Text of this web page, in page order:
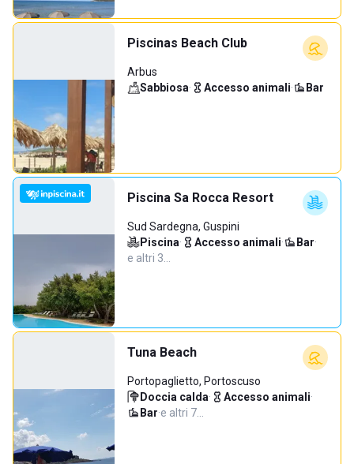
Piscinas Beach Club
Arbus
Sabbiosa· Accesso animali· Bar
Piscina Sa Rocca Resort
Sud Sardegna, Guspini
Piscina· Accesso animali· Bar·
e altri 3…
Tuna Beach
Portopaglietto, Portoscuso
Doccia calda· Accesso animali·
Bar·e altri 7…